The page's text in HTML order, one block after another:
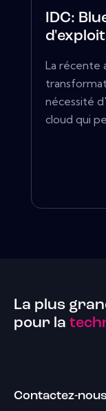
IDC:
La récente
nécessité
cloud qui
La plus
pour la
Contactez-